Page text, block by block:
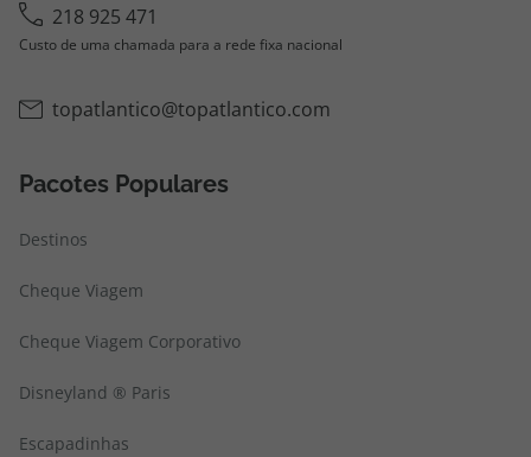
218 925 471
Custo de uma chamada para a rede fixa nacional
topatlantico@topatlantico.com
Pacotes Populares
Destinos
Cheque Viagem
Cheque Viagem Corporativo
Disneyland ® Paris
Escapadinhas